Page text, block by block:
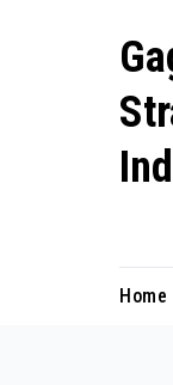
Home